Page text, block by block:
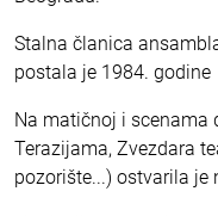
Stalna članica
postala je 1984. godine
Na matičnoj i scenama
Terazijama, Zvezdara
pozorište...) ostvarila je